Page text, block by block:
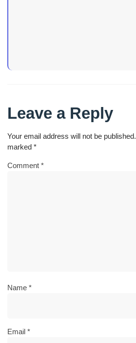
Leave a Reply
Your email address will not be published.
marked *
Comment *
Name *
Email *